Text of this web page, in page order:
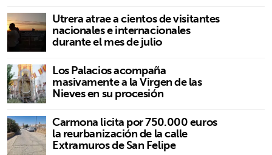
Utrera atrae a cientos de visitantes
nacionales e internacionales
durante el mes de julio
Los Palacios acompaña
masivamente a la Virgen de las
Nieves en su procesión
Carmona licita por 750.000 euros
la reurbanización de la calle
Extramuros de San Felipe